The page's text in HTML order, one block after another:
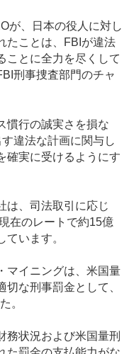
が、日本の役人に対し
たことは、FBIが違法
ことに全力を尽くして
刑事捜査部門のチャ
慣行の誠実さを損な
違法な計画に関与し
確実に受けるようにす
は、司法取引に応じ
在のレートで約15億
います。
マイニングは、米国量
な刑事罰金として、
。
状況および米国量刑